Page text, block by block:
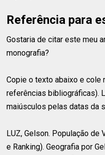
Referência para
Gostaria de citar este meu
monografia?
Copie o texto abaixo e cole
referências bibliográficas).
maiúsculos pelas datas da
LUZ, Gelson. População de
e Ranking). Geografia por